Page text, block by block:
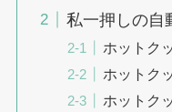
私一押しの自
ホットク
ホットク
ホットク